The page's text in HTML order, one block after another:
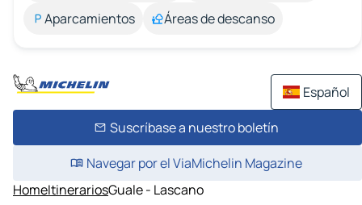
Aparcamientos
Áreas de descanso
Español
Suscríbase a nuestro boletín
Navegar por el ViaMichelin Magazine
HomeItinerariosGuale - Lascano